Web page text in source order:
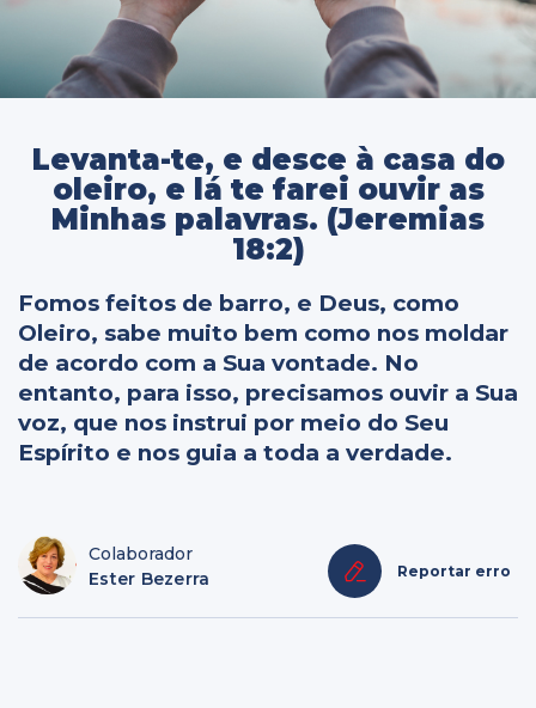
Levanta-te, e desce à casa do
oleiro, e lá te farei ouvir as
Minhas palavras. (Jeremias
18:2)
Fomos feitos de barro, e Deus, como
Oleiro, sabe muito bem como nos moldar
de acordo com a Sua vontade. No
entanto, para isso, precisamos ouvir a Sua
voz, que nos instrui por meio do Seu
Espírito e nos guia a toda a verdade.
Colaborador
Ester Bezerra
Reportar erro